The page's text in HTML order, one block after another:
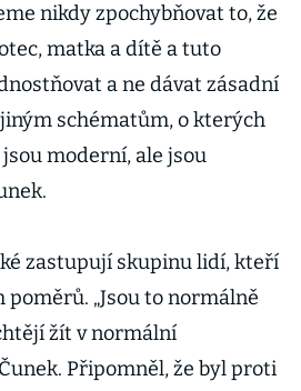
nikdy zpochybňovat to, že
matka a dítě a tuto
a ne dávat zásadní
schématům, o kterých
moderní, ale jsou
zastupují skupinu lidí, kteří
poměrů. „Jsou to normálně
žít v normální
Připomněl, že byl proti